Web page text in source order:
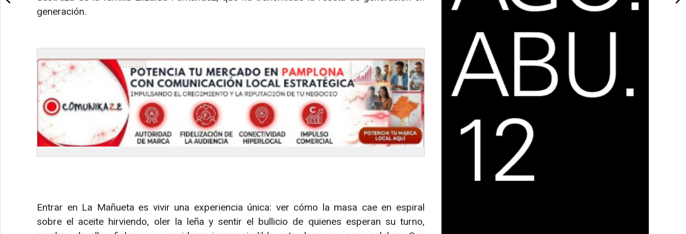
generación.
Entrar en La Mañueta es vivir una experiencia única: ver cómo la masa cae en espiral
sobre el aceite hirviendo, oler la leña y sentir el bullicio de quienes esperan su turno,